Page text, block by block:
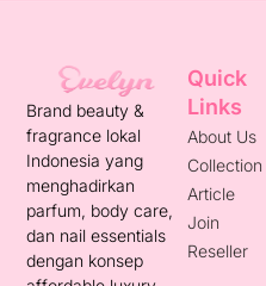
Brand beauty &
fragrance lokal
Indonesia yang
menghadirkan
parfum, body care,
dan nail essentials
dengan konsep
Quick
Links
About Us
Collection
Article
Join
Reseller